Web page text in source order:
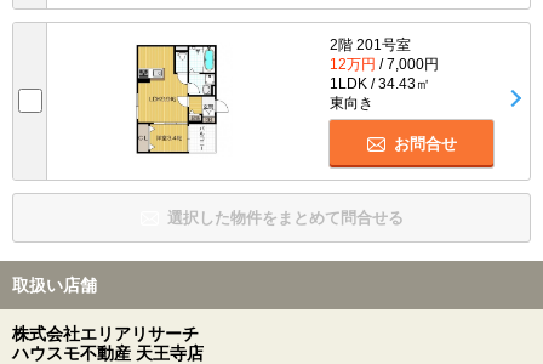
2階 201号室
12万円 / 7,000円
1LDK / 34.43㎡
東向き
お問合せ
選択した物件をまとめて問合せる
取扱い店舗
株式会社エリアリサーチ
ハウスモ不動産 天王寺店